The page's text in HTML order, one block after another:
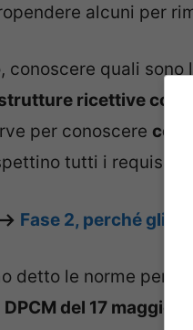
alcuni per
conoscere quali sono
ricettive
per conoscere
tutti i requisiti di
Fase 2, perché gli
detto le norme per
DPCM del 17 maggio